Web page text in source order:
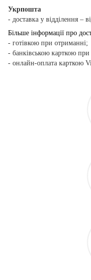
Укрпошта
- доставка у відділення –
Більше інформації про
- готівкою при отриманні;
- банківською карткою
- онлайн-оплата карткою